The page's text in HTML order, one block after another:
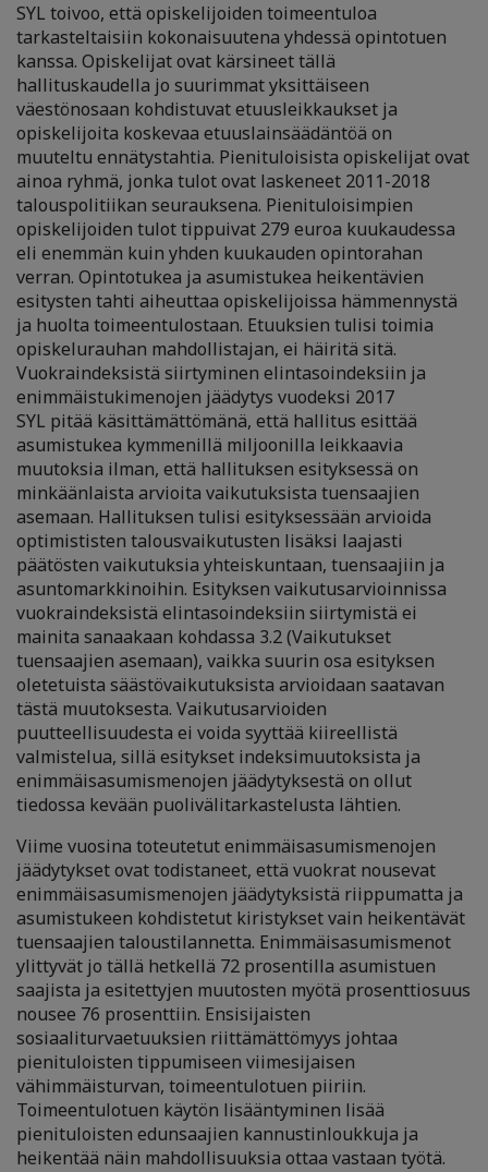
SYL toivoo, että opiskelijoiden toimeentuloa
tarkasteltaisiin kokonaisuutena yhdessä opintotuen
kanssa. Opiskelijat ovat kärsineet tällä
hallituskaudella jo suurimmat yksittäiseen
väestönosaan kohdistuvat etuusleikkaukset ja
opiskelijoita koskevaa etuuslainsäädäntöä on
muuteltu ennätystahtia. Pienituloisista opiskelijat ovat
ainoa ryhmä, jonka tulot ovat laskeneet 2011-2018
talouspolitiikan seurauksena. Pienituloisimpien
opiskelijoiden tulot tippuivat 279 euroa kuukaudessa
eli enemmän kuin yhden kuukauden opintorahan
verran. Opintotukea ja asumistukea heikentävien
esitysten tahti aiheuttaa opiskelijoissa hämmennystä
ja huolta toimeentulostaan. Etuuksien tulisi toimia
opiskelurauhan mahdollistajan, ei häiritä sitä.
Vuokraindeksistä siirtyminen elintasoindeksiin ja
enimmäistukimenojen jäädytys vuodeksi 2017
SYL pitää käsittämättömänä, että hallitus esittää
asumistukea kymmenillä miljoonilla leikkaavia
muutoksia ilman, että hallituksen esityksessä on
minkäänlaista arvioita vaikutuksista tuensaajien
asemaan. Hallituksen tulisi esityksessään arvioida
optimististen talousvaikutusten lisäksi laajasti
päätösten vaikutuksia yhteiskuntaan, tuensaajiin ja
asuntomarkkinoihin. Esityksen vaikutusarvioinnissa
vuokraindeksistä elintasoindeksiin siirtymistä ei
mainita sanaakaan kohdassa 3.2 (Vaikutukset
tuensaajien asemaan), vaikka suurin osa esityksen
oletetuista säästövaikutuksista arvioidaan saatavan
tästä muutoksesta. Vaikutusarvioiden
puutteellisuudesta ei voida syyttää kiireellistä
valmistelua, sillä esitykset indeksimuutoksista ja
enimmäisasumismenojen jäädytyksestä on ollut
tiedossa kevään puolivälitarkastelusta lähtien.
Viime vuosina toteutetut enimmäisasumismenojen
jäädytykset ovat todistaneet, että vuokrat nousevat
enimmäisasumismenojen jäädytyksistä riippumatta ja
asumistukeen kohdistetut kiristykset vain heikentävät
tuensaajien taloustilannetta. Enimmäisasumismenot
ylittyvät jo tällä hetkellä 72 prosentilla asumistuen
saajista ja esitettyjen muutosten myötä prosenttiosuus
nousee 76 prosenttiin. Ensisijaisten
sosiaaliturvaetuuksien riittämättömyys johtaa
pienituloisten tippumiseen viimesijaisen
vähimmäisturvan, toimeentulotuen piiriin.
Toimeentulotuen käytön lisääntyminen lisää
pienituloisten edunsaajien kannustinloukkuja ja
heikentää näin mahdollisuuksia ottaa vastaan työtä.